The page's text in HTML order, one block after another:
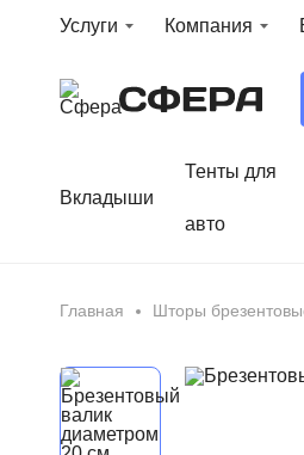
Услуги Компания
Вкладыши
Тенты для
авто
Главная Шторы